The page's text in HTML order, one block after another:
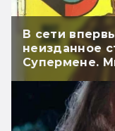
В сети
неизданное
Супермене.